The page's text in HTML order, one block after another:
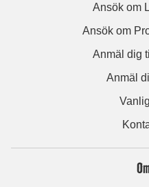
Ansök om
Ansök om
Anmäl dig
Anmäl